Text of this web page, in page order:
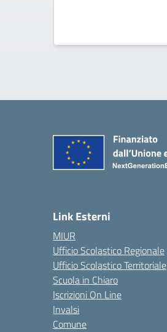
Link Esterni
MIUR
Ufficio Scolastico Regionale
Ufficio Scolastico Territoriale
Scuola in Chiaro
Iscrizioni On Line
Invalsi
Comune